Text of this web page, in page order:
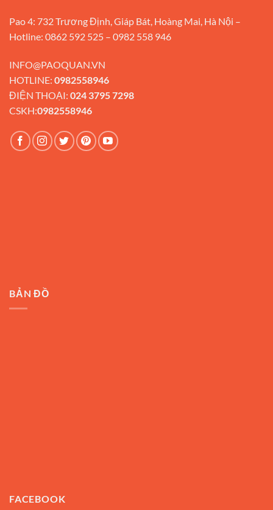
Pao 4: 732 Trương Định, Giáp Bát, Hoàng Mai, Hà Nội –
Hotline: 0862 592 525 – 0982 558 946
INFO@PAOQUAN.VN
HOTLINE: 0982558946
ĐIỆN THOẠI: 024 3795 7298
CSKH:0982558946
BẢN ĐỒ
FACEBOOK